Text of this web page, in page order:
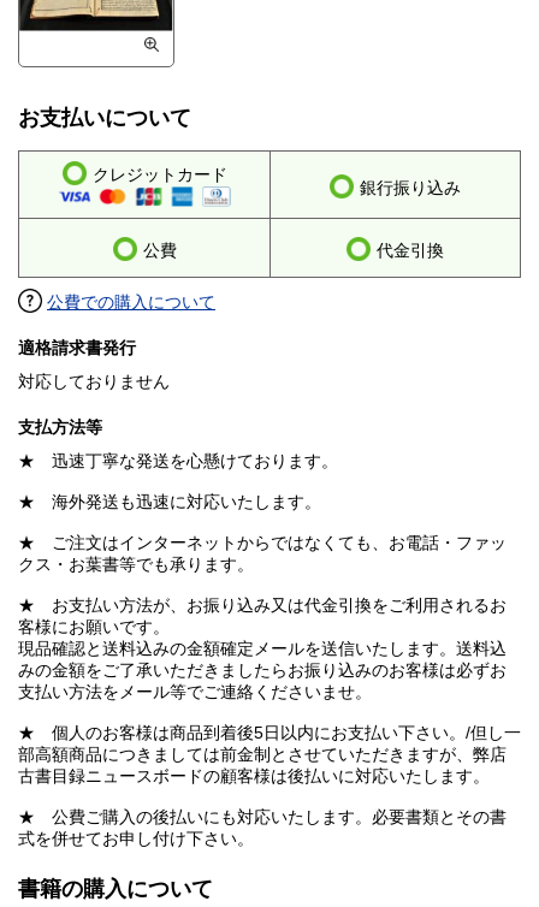
お支払いについて
クレジットカード
銀行振り込み
公費 代金引換
公費での購入について
適格請求書発行
対応しておりません
支払方法等
★ 迅速丁寧な発送を心懸けております。
★ 海外発送も迅速に対応いたします。
★ ご注文はインターネットからではなくても、お電話・ファッ
クス・お葉書等でも承ります。
★ お支払い方法が、お振り込み又は代金引換をご利用されるお
客様にお願いです。
現品確認と送料込みの金額確定メールを送信いたします。送料込
みの金額をご了承いただきましたらお振り込みのお客様は必ずお
支払い方法をメール等でご連絡くださいませ。
★ 個人のお客様は商品到着後5日以内にお支払い下さい。/但し一
部高額商品につきましては前金制とさせていただきますが、弊店
古書目録ニュースボードの顧客様は後払いに対応いたします。
★ 公費ご購入の後払いにも対応いたします。必要書類とその書
式を併せてお申し付け下さい。
書籍の購入について